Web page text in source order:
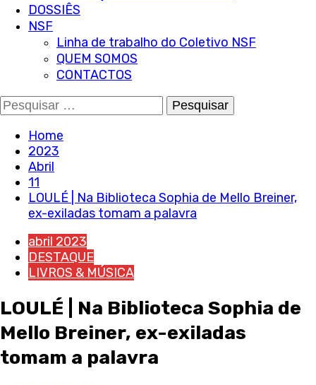
DOSSIÊS
NSF
Linha de trabalho do Coletivo NSF
QUEM SOMOS
CONTACTOS
Pesquisar
por:
Home
2023
Abril
11
LOULÉ | Na Biblioteca Sophia de Mello Breiner,
ex-exiladas tomam a palavra
abril 2023
DESTAQUE
LIVROS & MÚSICA
LOULÉ | Na Biblioteca Sophia de
Mello Breiner, ex-exiladas
tomam a palavra